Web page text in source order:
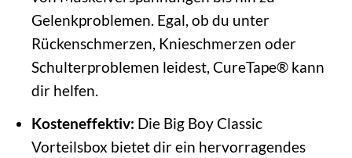
Gelenkproblemen. Egal, ob du unter
Rückenschmerzen, Knieschmerzen oder
Schulterproblemen leidest, CureTape® kann
dir helfen.
Kosteneffektiv: Die Big Boy Classic
Vorteilsbox bietet dir ein hervorragendes